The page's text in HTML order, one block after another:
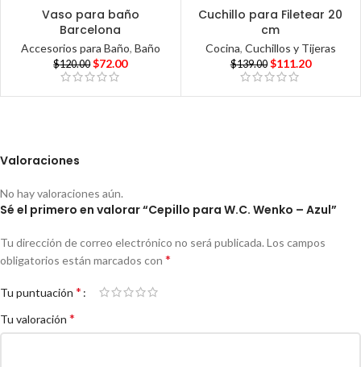
Vaso para baño
Barcelona
Accesorios para Baño, Baño
$120.00 $72.00
Cuchillo para Filetear 20
cm
Cocina, Cuchillos y Tijeras
$139.00 $111.20
Valoraciones
No hay valoraciones aún.
Sé el primero en valorar “Cepillo para W.C. Wenko – Azul”
Tu dirección de correo electrónico no será publicada. Los campos
obligatorios están marcados con *
Tu puntuación *
Tu valoración *